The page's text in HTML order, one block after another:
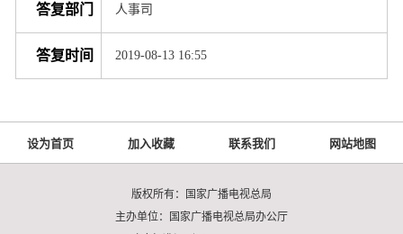
答复部门 人事司
答复时间 2019-08-13 16:55
设为首页 加入收藏 联系我们 网站地图
版权所有：国家广播电视总局
主办单位：国家广播电视总局办公厅